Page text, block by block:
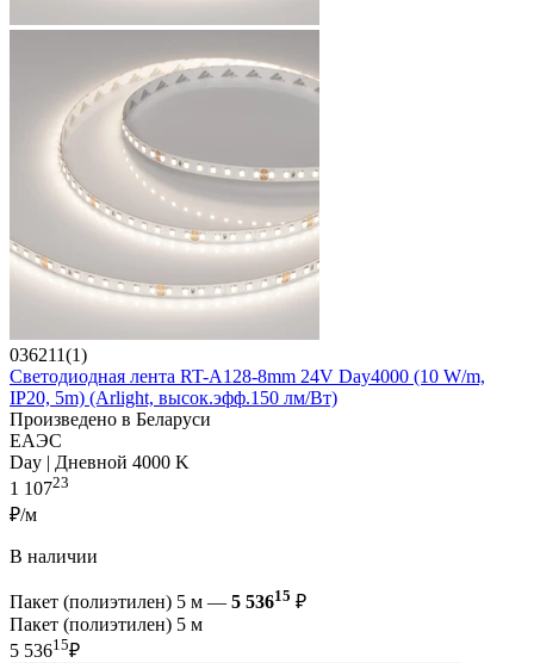
036211(1)
Светодиодная лента RT-A128-8mm 24V Day4000 (10 W/m,
IP20, 5m) (Arlight, высок.эфф.150 лм/Вт)
Произведено в Беларуси
ЕАЭС
Day | Дневной 4000 K
1 10723
₽/м
В наличии
Пакет (полиэтилен) 5 м — 5 53615 ₽
Пакет (полиэтилен) 5 м
5 53615₽